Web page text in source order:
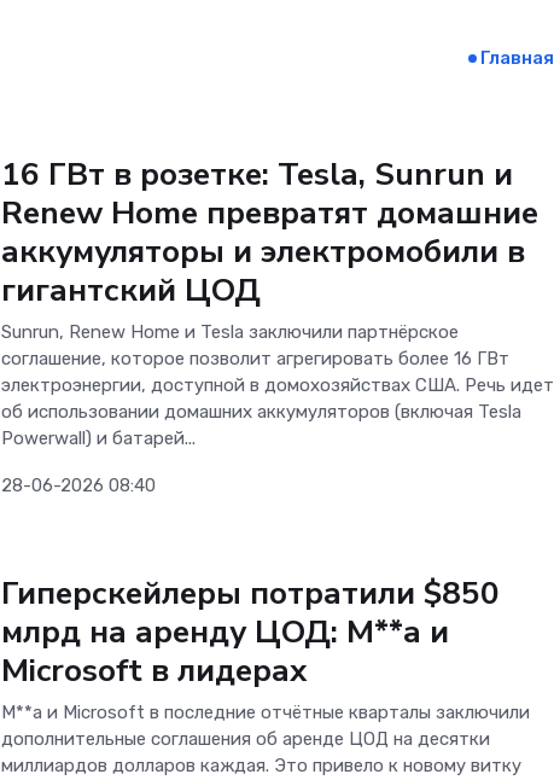
Главная
16 ГВт в розетке: Tesla, Sunrun и
Renew Home превратят домашние
аккумуляторы и электромобили в
гигантский ЦОД
Sunrun, Renew Home и Tesla заключили партнёрское
соглашение, которое позволит агрегировать более 16 ГВт
электроэнергии, доступной в домохозяйствах США. Речь идет
об использовании домашних аккумуляторов (включая Tesla
Powerwall) и батарей...
28-06-2026 08:40
Гиперскейлеры потратили $850
млрд на аренду ЦОД: M**a и
Microsoft в лидерах
M**a и Microsoft в последние отчётные кварталы заключили
дополнительные соглашения об аренде ЦОД на десятки
миллиардов долларов каждая. Это привело к новому витку